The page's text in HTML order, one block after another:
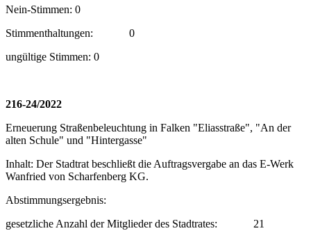
Nein-Stimmen: 0
Stimmenthaltungen:
0
ungültige Stimmen: 0
216-24/2022
Erneuerung Straßenbeleuchtung in Falken "Eliasstraße", "An der
alten Schule" und "Hintergasse"
Inhalt: Der Stadtrat beschließt die Auftragsvergabe an das E-Werk
Wanfried von Scharfenberg KG.
Abstimmungsergebnis:
gesetzliche Anzahl der Mitglieder des Stadtrates:
21